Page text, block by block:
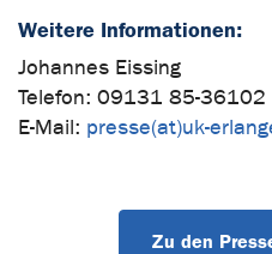
Weitere Informationen:
Johannes Eissing
Telefon: 09131 85-36102
E-Mail: presse(at)uk-
Zu den